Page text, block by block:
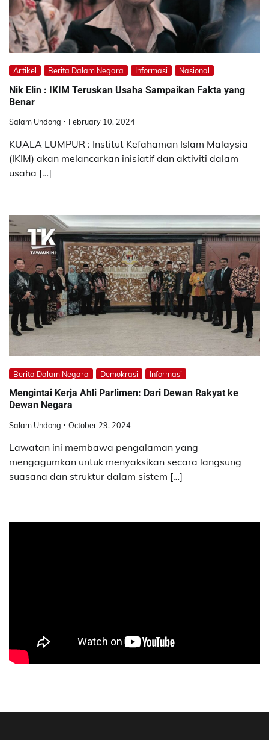
Artikel Berita Dalam Negara Informasi Nasional
Nik Elin : IKIM Teruskan Usaha Sampaikan Fakta yang
Benar
Salam Undong February 10, 2024
KUALA LUMPUR : Institut Kefahaman Islam Malaysia
(IKIM) akan melancarkan inisiatif dan aktiviti dalam
usaha […]
Berita Dalam Negara Demokrasi Informasi
Mengintai Kerja Ahli Parlimen: Dari Dewan Rakyat ke
Dewan Negara
Salam Undong October 29, 2024
Lawatan ini membawa pengalaman yang
mengagumkan untuk menyaksikan secara langsung
suasana dan struktur dalam sistem […]